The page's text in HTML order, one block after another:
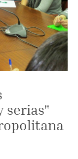
serias"